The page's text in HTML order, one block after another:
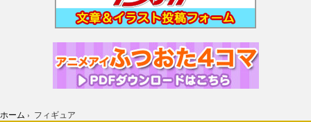
ホーム › フィギュア